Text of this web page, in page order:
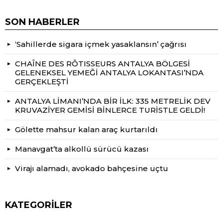
SON HABERLER
‘Sahillerde sigara içmek yasaklansın’ çağrısı
CHAÎNE DES RÔTISSEURS ANTALYA BÖLGESİ
GELENEKSEL YEMEĞİ ANTALYA LOKANTASI’NDA
GERÇEKLEŞTİ
ANTALYA LİMANI’NDA BİR İLK: 335 METRELİK DEV
KRUVAZİYER GEMİSİ BİNLERCE TURİSTLE GELDİ!
Gölette mahsur kalan araç kurtarıldı
Manavgat’ta alkollü sürücü kazası
Virajı alamadı, avokado bahçesine uçtu
KATEGORILER